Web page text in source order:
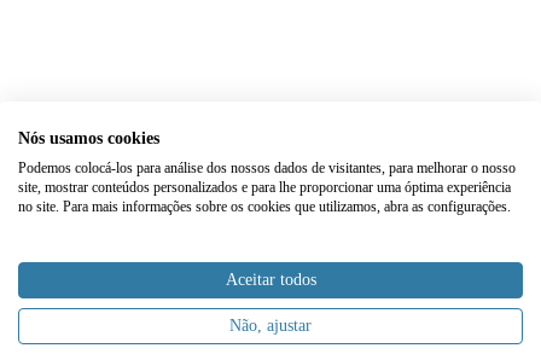
Nós usamos cookies
Podemos colocá-los para análise dos nossos dados de visitantes, para melhorar o nosso
site, mostrar conteúdos personalizados e para lhe proporcionar uma óptima experiência
no site. Para mais informações sobre os cookies que utilizamos, abra as configurações.
Aceitar todos
Não, ajustar